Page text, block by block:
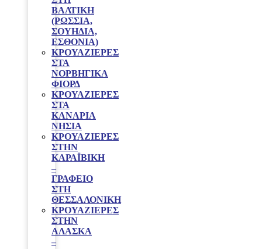
ΒΑΛΤΙΚΗ
(ΡΩΣΣΙΑ,
ΣΟΥΗΔΙΑ,
ΕΣΘΟΝΙΑ)
ΚΡΟΥΑΖΙΕΡΕΣ
ΣΤΑ
ΝΟΡΒΗΓΙΚΑ
ΦΙΟΡΔ
ΚΡΟΥΑΖΙΕΡΕΣ
ΣΤΑ
ΚΑΝΑΡΙΑ
ΝΗΣΙΑ
ΚΡΟΥΑΖΙΕΡΕΣ
ΣΤΗΝ
ΚΑΡΑΪΒΙΚΗ
–
ΓΡΑΦΕΊΟ
ΣΤΗ
ΘΕΣΣΑΛΟΝΊΚΗ
ΚΡΟΥΑΖΙΕΡΕΣ
ΣΤΗΝ
ΑΛΑΣΚΑ
–